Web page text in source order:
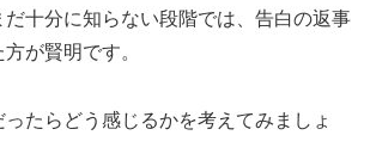
だ十分に知らない段階では、告白の返事
が賢明です。
たらどう感じるかを考えてみましょ